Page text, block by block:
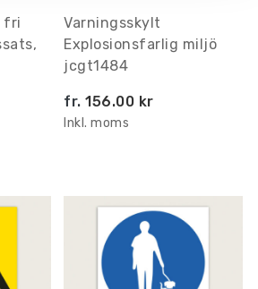
fri
Varningsskylt
Explosionsfarlig miljö
jcgt1484
fr. 156.00 kr
Inkl. moms